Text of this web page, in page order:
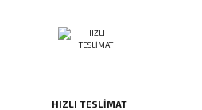
HIZLI TESLİMAT